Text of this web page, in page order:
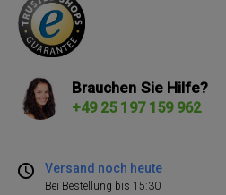
Brauchen Sie Hilfe?
+49 25 197 159 962
Versand noch heute
Bei Bestellung bis 15:30